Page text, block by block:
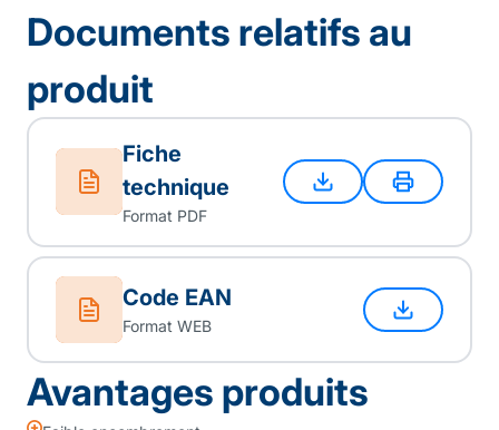
Documents relatifs au
produit
Fiche
technique
Format PDF
Code EAN
Format WEB
Avantages produits